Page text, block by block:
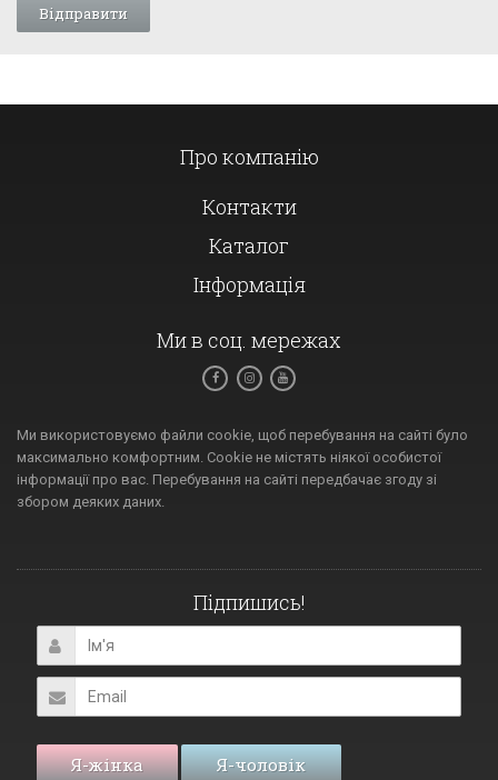
Про компанію
Контакти
Каталог
Інформація
Ми в соц. мережах
Ми використовуємо файли cookie, щоб перебування на сайті було
максимально комфортним. Cookie не містять ніякої особистої
інформації про вас. Перебування на сайті передбачає згоду зі
збором деяких даних.
Підпишись!
Я-жінка Я-чоловік